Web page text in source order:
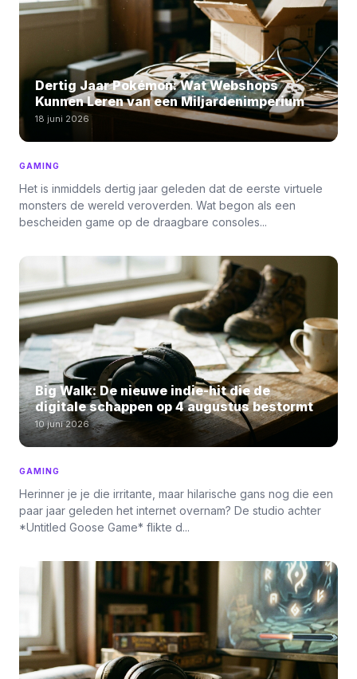
Dertig Jaar Pokémon: Wat Webshops
Kunnen Leren van een Miljardenimperium
18 juni 2026
GAMING
Het is inmiddels dertig jaar geleden dat de eerste virtuele
monsters de wereld veroverden. Wat begon als een
bescheiden game op de draagbare consoles...
Big Walk: De nieuwe indie-hit die de
digitale schappen op 4 augustus bestormt
10 juni 2026
GAMING
Herinner je je die irritante, maar hilarische gans nog die een
paar jaar geleden het internet overnam? De studio achter
*Untitled Goose Game* flikte d...